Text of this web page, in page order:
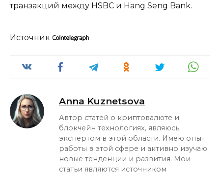
транзакций между HSBC и Hang Seng Bank.
Источник
Anna Kuznetsova
Автор статей о криптовалюте и
блокчейн технологиях, являюсь
экспертом в этой области. Имею опыт
работы в этой сфере и активно изучаю
новые тенденции и развития. Мои
статьи являются источником